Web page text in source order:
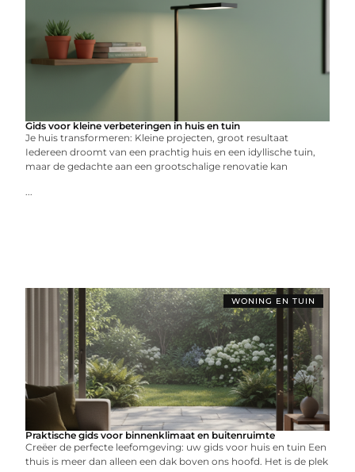
Gids voor kleine verbeteringen in huis en tuin
Je huis transformeren: Kleine projecten, groot resultaat
Iedereen droomt van een prachtig huis en een idyllische tuin,
maar de gedachte aan een grootschalige renovatie kan
...
WONING EN TUIN
Praktische gids voor binnenklimaat en buitenruimte
Creëer de perfecte leefomgeving: uw gids voor huis en tuin Een
thuis is meer dan alleen een dak boven ons hoofd. Het is de plek